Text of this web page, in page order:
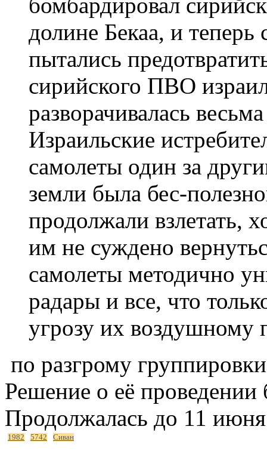
долине Бекаa, и теперь
пытались
сирийского ПВО
разворачивалась
Израильские
самолеты один за
земли была бес-
продолжали взлетать,
им не суждено
самолеты методично
радары и все, что
угрозу их воздушному
по разгрому
Решение о её
Продолжалась до 11
1982 5742 Сиван